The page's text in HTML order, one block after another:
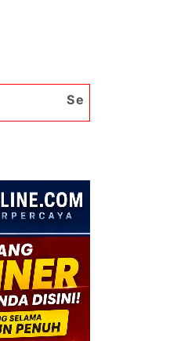
Selamat Datang di